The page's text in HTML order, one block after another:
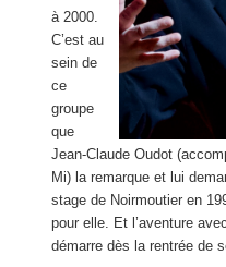
à 2000.
C’est au
sein de
ce
groupe
que
Jean-Claude Oudot
Mi) la remarque et lui
stage de Noirmoutier en
pour elle. Et l’aventure
démarre dès la rentrée de